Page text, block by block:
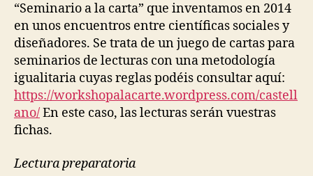
“Seminario a la carta” que inventamos en 2014
en unos encuentros entre científicas sociales y
diseñadores. Se trata de un juego de cartas para
seminarios de lecturas con una metodología
igualitaria cuyas reglas podéis consultar aquí:
https://workshopalacarte.wordpress.com/castell
ano/En este caso, las lecturas serán vuestras
fichas.
Lectura preparatoria